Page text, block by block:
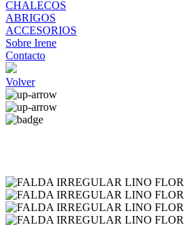
CHALECOS
ABRIGOS
ACCESORIOS
Sobre Irene
Contacto
Volver